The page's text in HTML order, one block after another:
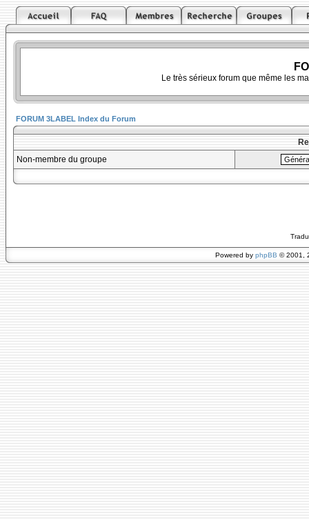
Le très sérieux forum que même les
FORUM 3LABEL Index du Forum
Non-membre du groupe
Powered by phpBB © 2001,